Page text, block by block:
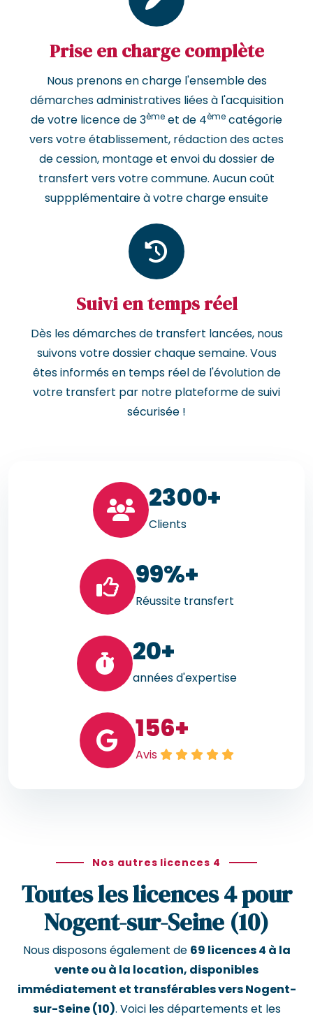
Prise en charge complète
Nous prenons en charge l'ensemble des
démarches administratives liées à l'acquisition
de votre licence de 3ème et de 4ème catégorie
vers votre établissement, rédaction des actes
de cession, montage et envoi du dossier de
transfert vers votre commune. Aucun coût
suppplémentaire à votre charge ensuite
Suivi en temps réel
Dès les démarches de transfert lancées, nous
suivons votre dossier chaque semaine. Vous
êtes informés en temps réel de l'évolution de
votre transfert par notre plateforme de suivi
sécurisée !
2300+
Clients
99%+
Réussite transfert
20+
années d'expertise
156+
Avis
Nos autres licences 4
Toutes les licences 4 pour
Nogent-sur-Seine (10)
Nous disposons également de 69 licences 4 à la
vente ou à la location, disponibles
immédiatement et transférables vers Nogent-
sur-Seine (10). Voici les départements et les